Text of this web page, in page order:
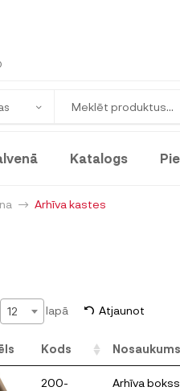
Katalogs
Arhīva kastes
12 lapā Atjaunot
Kods Nosaukums
200-
Arhīva